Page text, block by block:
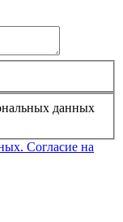
данных
Согласие на